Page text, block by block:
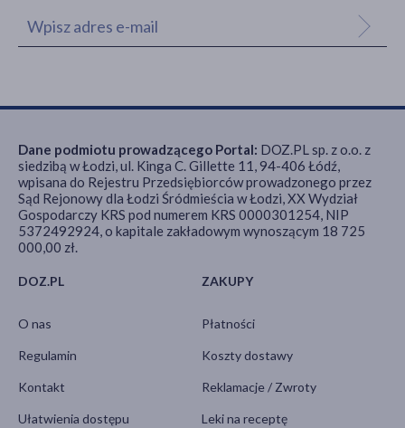
DOZ.PL
O nas
Regulamin
Kontakt
Ułatwienia dostępu
ZAKUPY
Płatności
Koszty dostawy
Reklamacje / Zwroty
Leki na receptę
Dane podmiotu prowadzącego Portal: DOZ.PL sp. z o.o. z
siedzibą w Łodzi, ul. Kinga C. Gillette 11, 94-406 Łódź,
wpisana do Rejestru Przedsiębiorców prowadzonego przez
Sąd Rejonowy dla Łodzi Śródmieścia w Łodzi, XX Wydział
Gospodarczy KRS pod numerem KRS 0000301254, NIP
5372492924, o kapitale zakładowym wynoszącym 18 725
000,00 zł.